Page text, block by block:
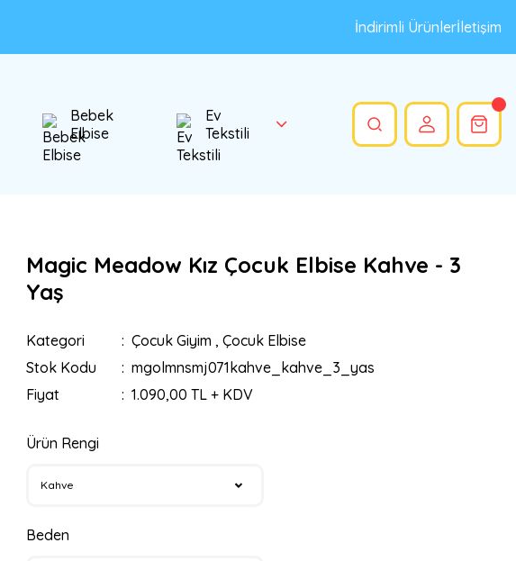
İndirimli Ürünlerİletişim
Bebek
Elbise
Ev
Tekstili
Magic Meadow Kız Çocuk Elbise Kahve - 3
Yaş
Kategori Çocuk Giyim , Çocuk Elbise
Stok Kodu
mgolmnsmj071kahve_kahve_3_yas
Fiyat
1.090,00 TL + KDV
Ürün Rengi
Beden